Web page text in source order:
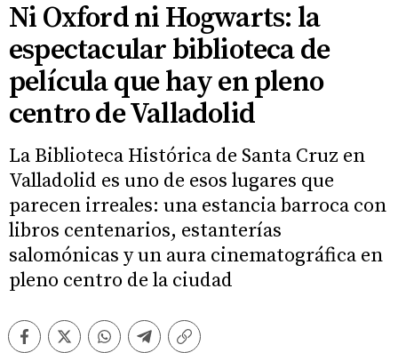
Ni Oxford ni Hogwarts: la
espectacular biblioteca de
película que hay en pleno
centro de Valladolid
La Biblioteca Histórica de Santa Cruz en
Valladolid es uno de esos lugares que
parecen irreales: una estancia barroca con
libros centenarios, estanterías
salomónicas y un aura cinematográfica en
pleno centro de la ciudad
FacebookTwitterWhatsappTelegramCopiar